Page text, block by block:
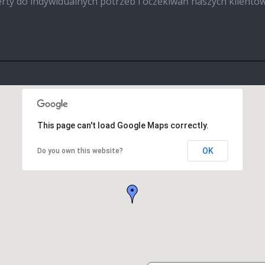
This page can't load Google Maps correctly.
Do you own this website? OK